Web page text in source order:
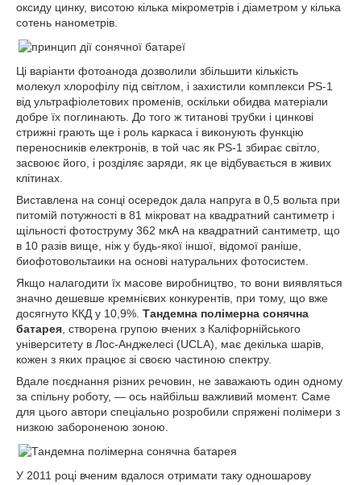
оксиду цинку, висотою кілька мікрометрів і діаметром у кілька
сотень нанометрів.
Ці варіанти фотоанода дозволили збільшити кількість
молекул хлорофілу під світлом, і захистили комплекси PS-1
від ультрафіолетових променів, оскільки обидва матеріали
добре їх поглинають. До того ж титанові трубки і цинкові
стрижні грають ще і роль каркаса і виконують функцію
переносників електронів, в той час як PS-1 збирає світло,
засвоює його, і розділяє заряди, як це відбувається в живих
клітинах.
Виставлена на сонці осередок дала напруга в 0,5 вольта при
питомій потужності в 81 мікроват на квадратний сантиметр і
щільності фотоструму 362 мкА на квадратний сантиметр, що
в 10 разів вище, ніж у будь-якої іншої, відомої раніше,
биофотовольтаики на основі натуральних фотосистем.
Якщо налагодити їх масове виробництво, то вони виявляться
значно дешевше кремнієвих конкурентів, при тому, що вже
досягнуто ККД у 10,9%. Тандемна полімерна сонячна
батарея , створена групою вчених з Каліфорнійського
університету в Лос-Анджелесі (UCLA), має декілька шарів,
кожен з яких працює зі своєю частиною спектру.
Вдале поєднання різних речовин, не заважають один одному
за спільну роботу, ― ось найбільш важливий момент. Саме
для цього автори спеціально розробили спряжені полімери з
низкою забороненою зоною.
У 2011 році вченим вдалося отримати таку одношарову